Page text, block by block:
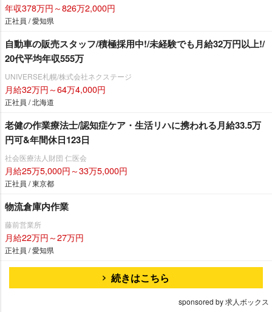
年収378万円～826万2,000円
正社員 / 愛知県
自動車の販売スタッフ/積極採用中!/未経験でも月給32万円以上!/
20代平均年収555万
UNIVERSE札幌/株式会社ネクステージ
月給32万円～64万4,000円
正社員 / 北海道
老健の作業療法士/認知症ケア・生活リハに携われる月給33.5万
円可&年間休日123日
社会医療法人財団 仁医会
月給25万5,000円～33万5,000円
正社員 / 東京都
物流倉庫内作業
藤前営業所
月給22万円～27万円
正社員 / 愛知県
続きはこちら
sponsored by 求人ボックス